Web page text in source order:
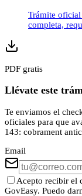
Trámite
completa,
PDF gratis
Llévate este
Te enviamos el
oficiales para que
143: cobrament
Email
Acepto recibir el
GovEasy. Puedo